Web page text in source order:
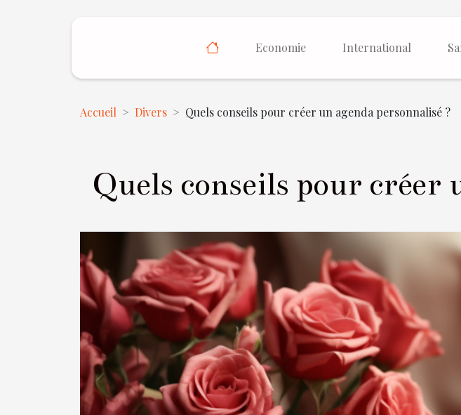
Economie International
Accueil Divers Quels conseils pour créer un agenda personnalisé ?
Quels conseils pour créer